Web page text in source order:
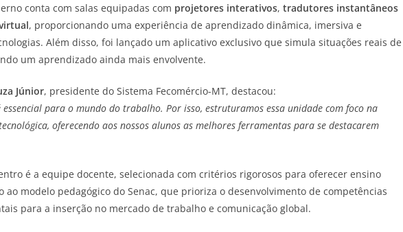
conta com salas equipadas com projetores interativos, tradutores instantâneos
, proporcionando uma experiência de aprendizado dinâmica, imersiva e
Além disso, foi lançado um aplicativo exclusivo que simula situações reais de
um aprendizado ainda mais envolvente.
Júnior, presidente do Sistema Fecomércio-MT, destacou:
essencial para o mundo do trabalho. Por isso, estruturamos essa unidade com foco na
oferecendo aos nossos alunos as melhores ferramentas para se destacarem
é a equipe docente, selecionada com critérios rigorosos para oferecer ensino
ao modelo pedagógico do Senac, que prioriza o desenvolvimento de competências
para a inserção no mercado de trabalho e comunicação global.